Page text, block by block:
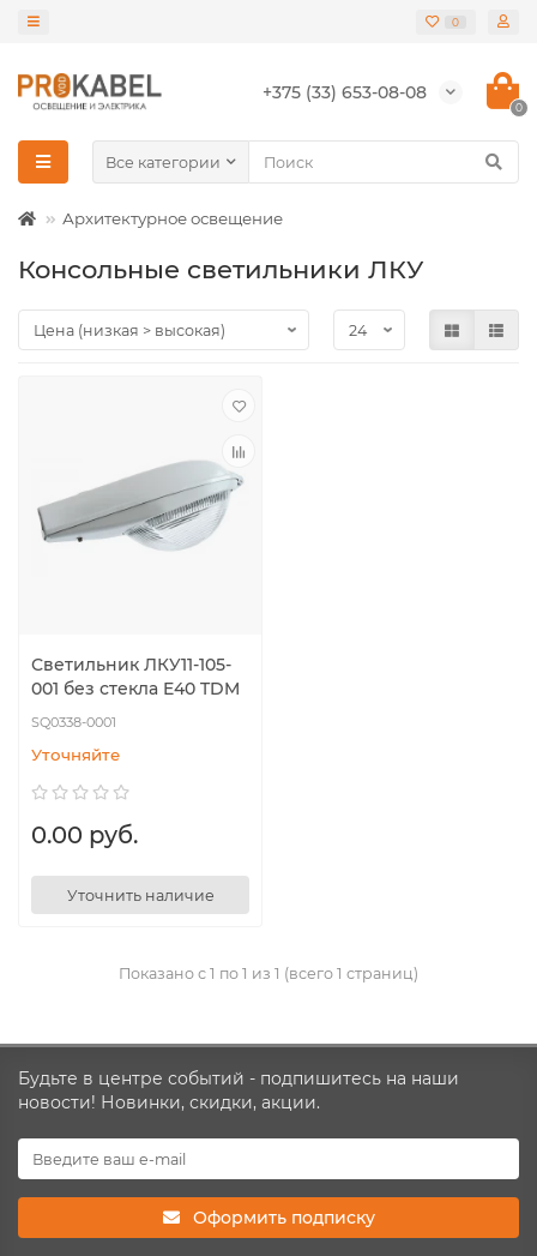
0
+375 (33) 653-08-08
0
Все категории
Архитектурное освещение
Консольные светильники ЛКУ
Светильник ЛКУ11-105-
001 без стекла E40 TDM
SQ0338-0001
Уточняйте
0.00 руб.
Уточнить наличие
Показано с 1 по 1 из 1 (всего 1 страниц)
Будьте в центре событий - подпишитесь на наши
новости! Новинки, скидки, акции.
Оформить подписку